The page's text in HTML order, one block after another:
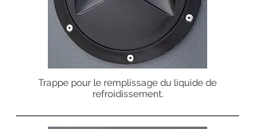
Trappe pour le remplissage du liquide de
refroidissement.